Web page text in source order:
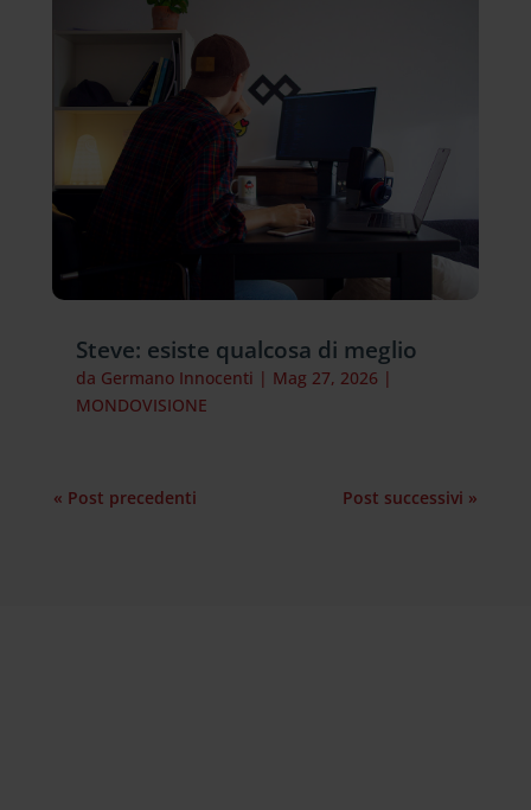
Steve: esiste qualcosa di meglio
da Germano Innocenti | Mag 27, 2026 |
MONDOVISIONE
« Post precedenti Post successivi »